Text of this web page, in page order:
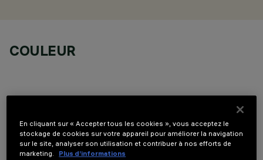
COULEUR
COMPOSANTS OPTIONNELS
En cliquant sur « Accepter tous les cookies », vous acceptez le
stockage de cookies sur votre appareil pour améliorer la navigation
sur le site, analyser son utilisation et contribuer à nos efforts de
marketing.
Plus d’informations